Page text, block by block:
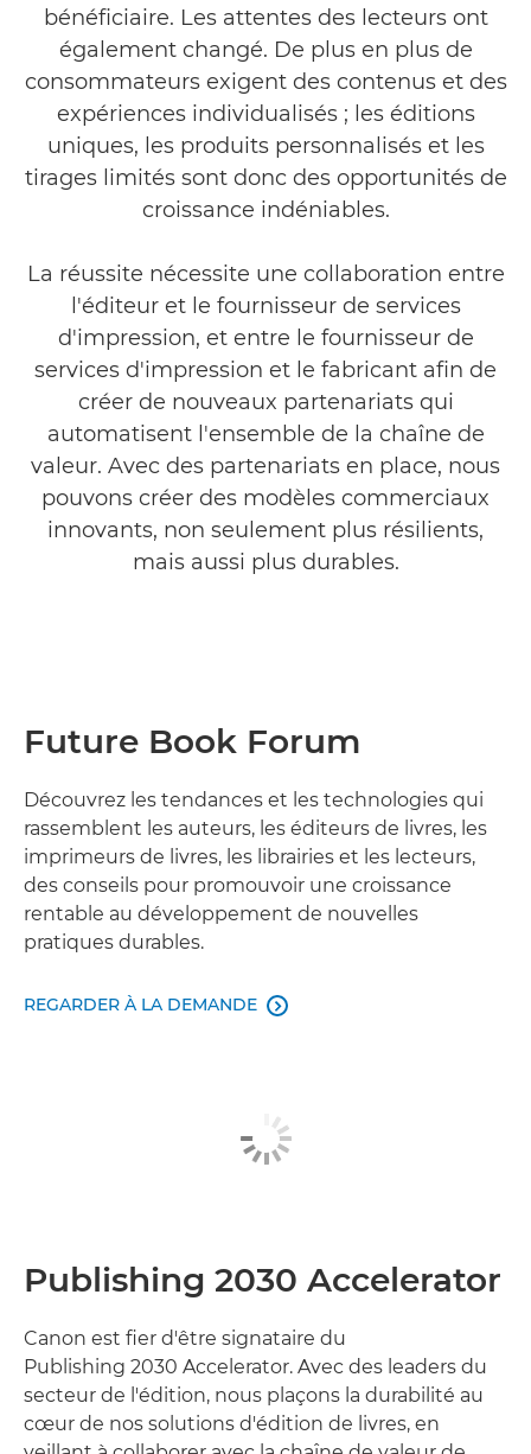
bénéficiaire. Les attentes des lecteurs ont
également changé. De plus en plus de
consommateurs exigent des contenus et des
expériences individualisés ; les éditions
uniques, les produits personnalisés et les
tirages limités sont donc des opportunités de
croissance indéniables.
La réussite nécessite une collaboration entre
l'éditeur et le fournisseur de services
d'impression, et entre le fournisseur de
services d'impression et le fabricant afin de
créer de nouveaux partenariats qui
automatisent l'ensemble de la chaîne de
valeur. Avec des partenariats en place, nous
pouvons créer des modèles commerciaux
innovants, non seulement plus résilients,
mais aussi plus durables.
Future Book Forum
Découvrez les tendances et les technologies qui
rassemblent les auteurs, les éditeurs de livres, les
imprimeurs de livres, les librairies et les lecteurs,
des conseils pour promouvoir une croissance
rentable au développement de nouvelles
pratiques durables.
REGARDER À LA DEMANDE 
Publishing 2030 Accelerator
Canon est fier d'être signataire du
Publishing 2030 Accelerator. Avec des leaders du
secteur de l'édition, nous plaçons la durabilité au
cœur de nos solutions d'édition de livres, en